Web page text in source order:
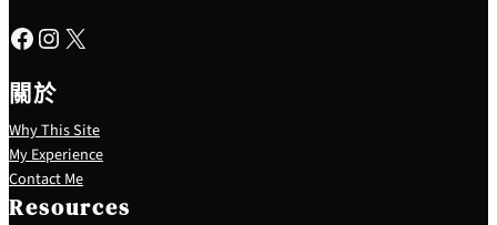
Facebook Instagram X
關於
Why This Site
My Experience
Contact Me
Resources